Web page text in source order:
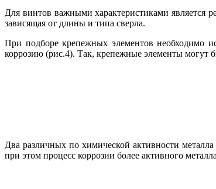
Для винтов важными характеристиками является
зависящая от длины и типа сверла.
При подборе крепежных элементов необходимо
коррозию (рис.4). Так, крепежные элементы
Два различных по химической активности
при этом процесс коррозии более активного